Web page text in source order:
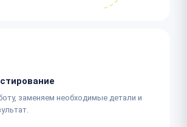
заменяем необходимые детали и